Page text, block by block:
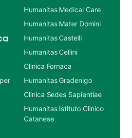
Humanitas Medical Care
Humanitas Mater Domini
Humanitas Castelli
Humanitas Cellini
Clinica Fornaca
Humanitas Gradenigo
Clinica Sedes Sapientiae
Humanitas Istituto Clinico
Catanese